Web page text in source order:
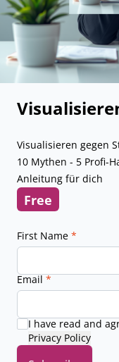
Visualisieren gegen
10 Mythen - 5 Profi-
Anleitung für dich
Free
First Name *
Email*
I have read and
Privacy Policy